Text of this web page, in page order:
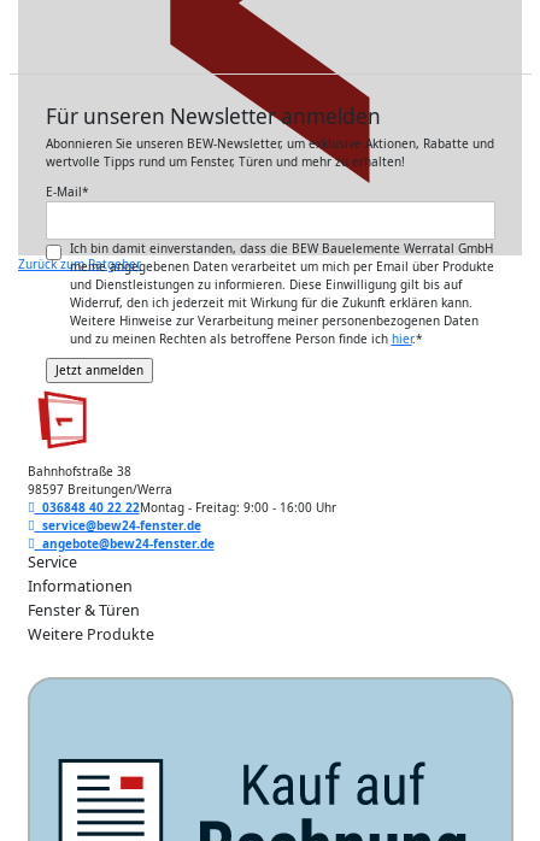
Zurück zum Ratgeber
Für unseren Newsletter anmelden
Abonnieren Sie unseren BEW-Newsletter, um exklusive Aktionen, Rabatte und
wertvolle Tipps rund um Fenster, Türen und mehr zu erhalten!
E-Mail*
Ich bin damit einverstanden, dass die BEW Bauelemente Werratal GmbH
meine angegebenen Daten verarbeitet um mich per Email über Produkte
und Dienstleistungen zu informieren. Diese Einwilligung gilt bis auf
Widerruf, den ich jederzeit mit Wirkung für die Zukunft erklären kann.
Weitere Hinweise zur Verarbeitung meiner personenbezogenen Daten
und zu meinen Rechten als betroffene Person finde ich hier.*
Bahnhofstraße 38
98597 Breitungen/Werra
036848 40 22 22Montag - Freitag: 9:00 - 16:00 Uhr
service@bew24-fenster.de
angebote@bew24-fenster.de
Service
Informationen
Fenster & Türen
Weitere Produkte